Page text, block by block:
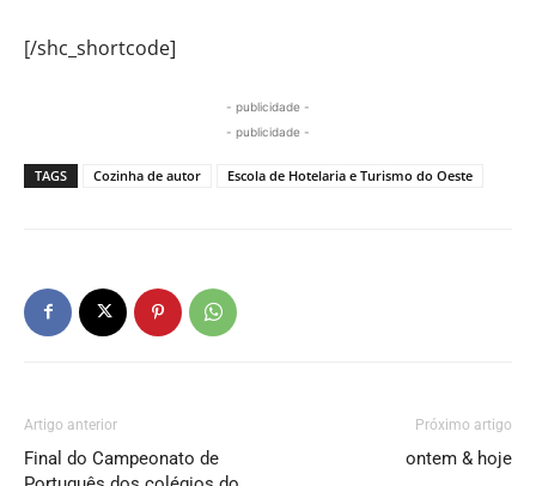
[/shc_shortcode]
- publicidade -
- publicidade -
TAGS Cozinha de autor Escola de Hotelaria e Turismo do Oeste
Artigo anterior
Final do Campeonato de
Próximo artigo
ontem & hoje